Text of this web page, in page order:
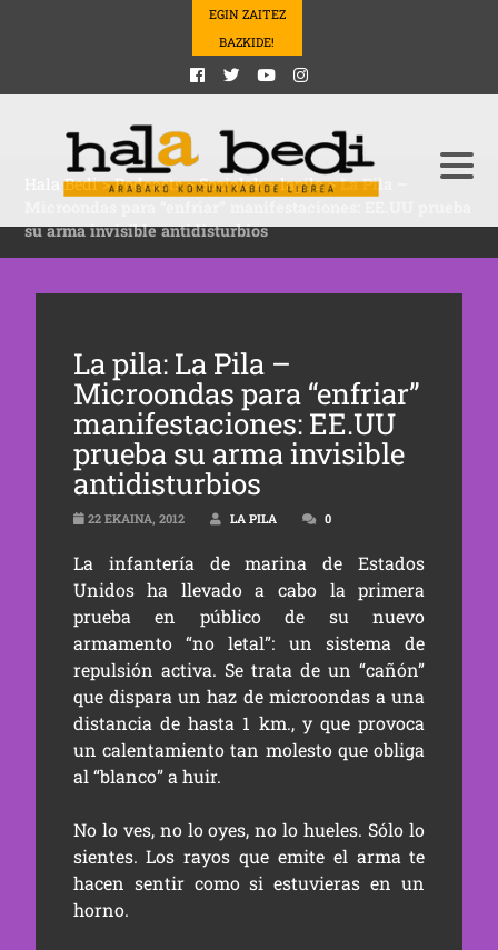
EGIN ZAITEZ
BAZKIDE!
Hala Bedi>Podcasts>Sozialak>lapila>La Pila –
su arma invisible antidisturbios
La pila: La Pila –
Microondas para “enfriar”
manifestaciones: EE.UU
prueba su arma invisible
antidisturbios
22 EKAINA, 2012 LA PILA 0
La infantería de marina de Estados
Unidos ha llevado a cabo la primera
prueba en público de su nuevo
armamento “no letal”: un sistema de
repulsión activa. Se trata de un “cañón”
que dispara un haz de microondas a una
distancia de hasta 1 km., y que provoca
un calentamiento tan molesto que obliga
al “blanco” a huir.
No lo ves, no lo oyes, no lo hueles. Sólo lo
sientes. Los rayos que emite el arma te
hacen sentir como si estuvieras en un
horno.